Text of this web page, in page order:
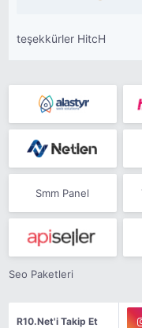
teşekkürler HitcH
Smm Panel
Seo Paketleri
R10.Net'i Takip Et